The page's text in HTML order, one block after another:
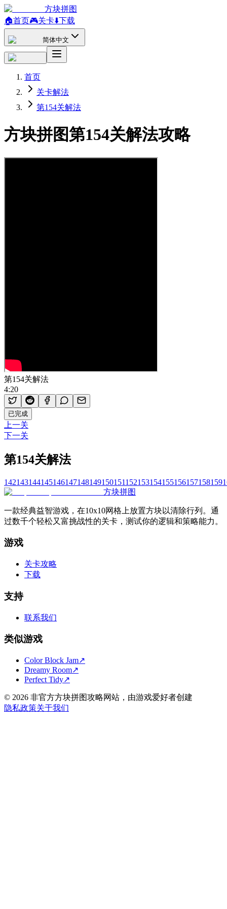
方块拼图
🏠首页🎮关卡⬇️下载
简体中文
首页
关卡解法
第154关解法
方块拼图第154关解法攻略
第154关解法
4:20
已完成
上一关
下一关
第154关解法
142143144145146147148149150151152153154155156157158159
方块拼图
一款经典益智游戏，在10x10网格上放置方块以清除行列。通
过数千个轻松又富挑战性的关卡，测试你的逻辑和策略能力。
游戏
关卡攻略
下载
支持
联系我们
类似游戏
Color Block Jam↗️
Dreamy Room↗️
Perfect Tidy↗️
© 2026 非官方方块拼图攻略网站，由游戏爱好者创建
隐私政策关于我们